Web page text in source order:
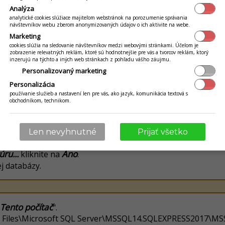
SQL Server.
doinštalovanéhoSQL Server Native Client xx.x(za xx.x
:
server (V prípade, že sa inštaloval
inštalácie lokálneho DB servera, vyberte v časti Data
hodnoty spojenia na DB Server, ktoré je následne
pri inštalácia SQL Servera pre prístup do
je "sa" a heslo "Msde2000".)
kliknite naÁno.
databázy.
Tento počítač".
SQL
Analýza
analytické cookies slúžiace majiteľom webstránok na porozumenie správania
návštevníkov webu zberom anonymizovaných údajov o ich aktivite na webe.
Marketing
cookies slúžia na sledovanie návštevníkov medzi webovými stránkami. Účelom je
zobrazenie relevatných reklám, ktoré sú hodnotnejšie pre vás a tvorcov reklám, ktorý
inzerujú na týchto a iných web stránkach z pohľadu vášho záujmu.
Personalizovaný marketing
Personalizácia
používanie služieb a nastavení len pre vás, ako jazyk, komunikácia textová s
obchodníkom, technikom.
Len nevyhnutné Prijať všetko